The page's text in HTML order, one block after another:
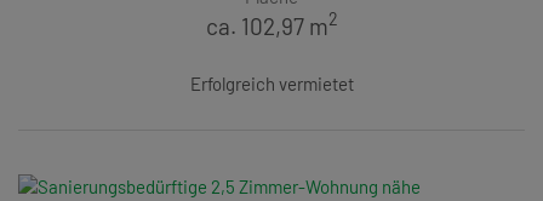
ca. 102,97 m2
Erfolgreich vermietet